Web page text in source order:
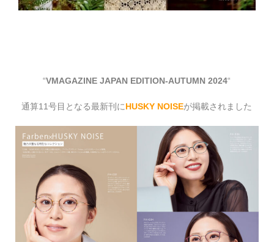
“VMAGAZINE JAPAN EDITION-AUTUMN 2024“
通算11号目となる最新刊にHUSKY NOISEが掲載されました